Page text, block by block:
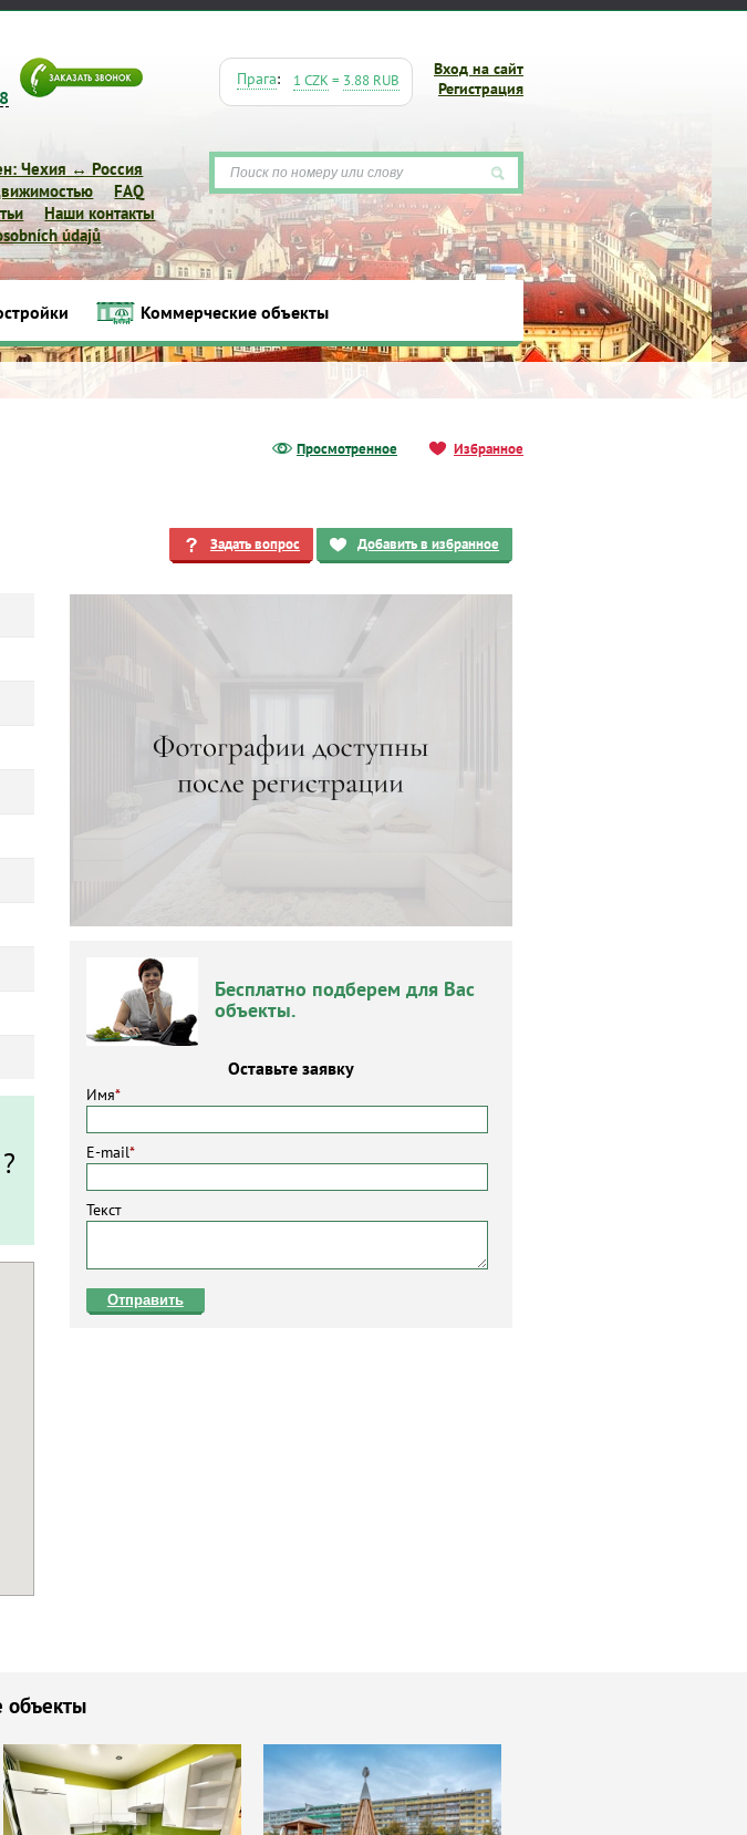
Вход на сайт
Регистрация
Прага: 1 CZK= 3.88 RUB
Чехия ↔ Россия
FAQ
Наши контакты
údajů
Коммерческие объекты
Коммерческие объекты
Просмотренное Избранное
Задать вопрос Добавить в избранное
Бесплатно подберем для Вас
объекты.
Оставьте заявку
Имя*
E-mail*
Текст
Отправить
?
объекты